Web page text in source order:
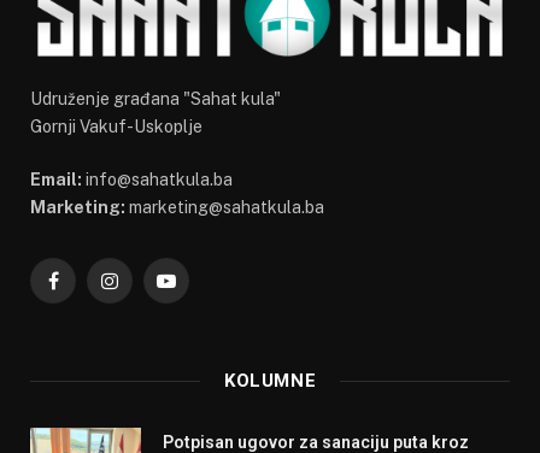
Udruženje građana "Sahat kula"
Gornji Vakuf-Uskoplje
Email: info@sahatkula.ba
Marketing: marketing@sahatkula.ba
FacebookInstagramYouTube
KOLUMNE
Potpisan ugovor za sanaciju puta kroz